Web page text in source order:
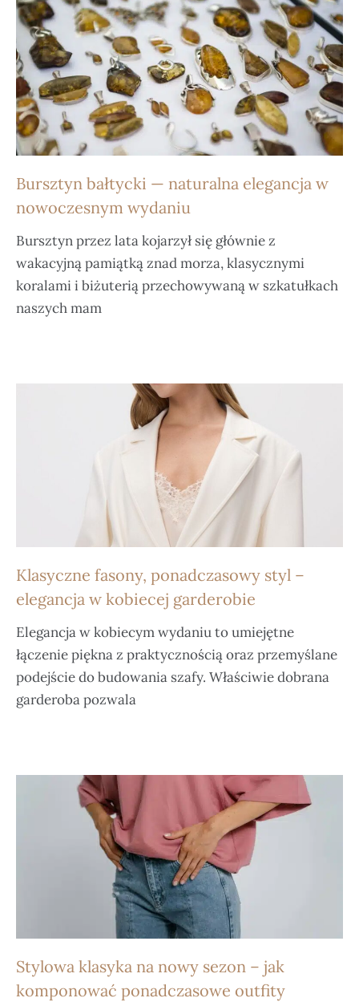
Bursztyn bałtycki — naturalna elegancja w
nowoczesnym wydaniu
Bursztyn przez lata kojarzył się głównie z
wakacyjną pamiątką znad morza, klasycznymi
koralami i biżuterią przechowywaną w szkatułkach
naszych mam
Klasyczne fasony, ponadczasowy styl –
elegancja w kobiecej garderobie
Elegancja w kobiecym wydaniu to umiejętne
łączenie piękna z praktycznością oraz przemyślane
podejście do budowania szafy. Właściwie dobrana
garderoba pozwala
Stylowa klasyka na nowy sezon – jak
komponować ponadczasowe outfity